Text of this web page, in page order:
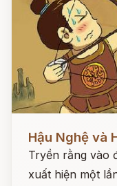
Hậu Nghệ và
Tryền rằng vào
xuất hiện một